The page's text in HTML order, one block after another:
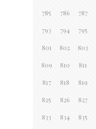
785 786 787
793 794 795
801 802 803
809 810 811
817 818 819
825 826 827
833 834 835